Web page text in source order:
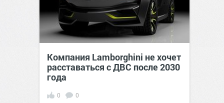
Компания Lamborghini не хочет
расставаться с ДВС после 2030
года
0 0